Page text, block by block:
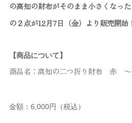
の高知の財布がそのまま小さくなっ
の２点が12月7日（金）より販売開始
【商品について】
商品名：高知の二つ折り財布 赤
金額：6,000円（税込）